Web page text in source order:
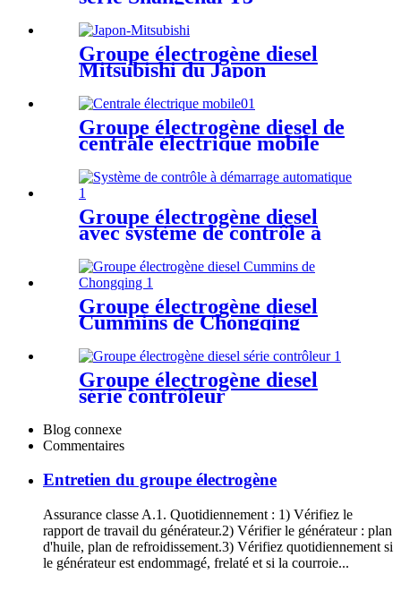
Groupe électrogène diesel
Mitsubishi du Japon
Groupe électrogène diesel de
centrale électrique mobile
Groupe électrogène diesel
avec système de contrôle à
démarrage automatique
Groupe électrogène diesel
Cummins de Chongqing
Groupe électrogène diesel
série contrôleur
Blog connexe
Commentaires
Entretien du groupe électrogène
Assurance classe A.1. Quotidiennement : 1) Vérifiez le
rapport de travail du générateur.2) Vérifier le générateur : plan
d'huile, plan de refroidissement.3) Vérifiez quotidiennement si
le générateur est endommagé, frelaté et si la courroie...